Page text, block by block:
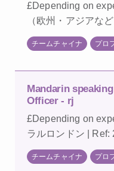
£Depending on
（欧州・アジアな
チームチャイナ プロ
Mandarin
Officer - rj
£Depending on
ラルロンドン | Ref:
チームチャイナ プロ